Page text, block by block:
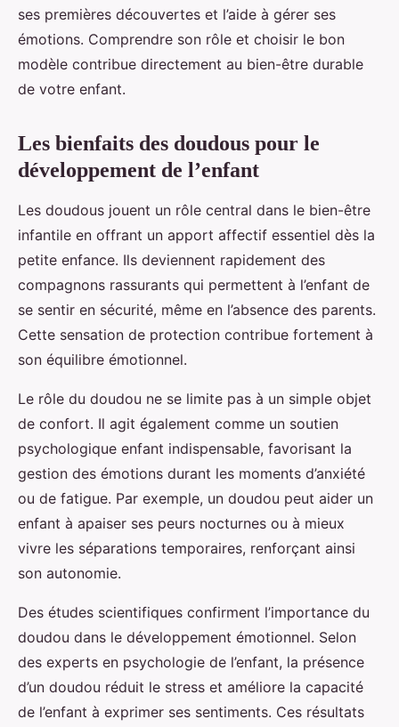
ses premières découvertes et l’aide à gérer ses
émotions. Comprendre son rôle et choisir le bon
modèle contribue directement au bien-être durable
de votre enfant.
Les bienfaits des doudous pour le
développement de l’enfant
Les doudous jouent un rôle central dans le bien-être
infantile en offrant un apport affectif essentiel dès la
petite enfance. Ils deviennent rapidement des
compagnons rassurants qui permettent à l’enfant de
se sentir en sécurité, même en l’absence des parents.
Cette sensation de protection contribue fortement à
son équilibre émotionnel.
Le rôle du doudou ne se limite pas à un simple objet
de confort. Il agit également comme un soutien
psychologique enfant indispensable, favorisant la
gestion des émotions durant les moments d’anxiété
ou de fatigue. Par exemple, un doudou peut aider un
enfant à apaiser ses peurs nocturnes ou à mieux
vivre les séparations temporaires, renforçant ainsi
son autonomie.
Des études scientifiques confirment l’importance du
doudou dans le développement émotionnel. Selon
des experts en psychologie de l’enfant, la présence
d’un doudou réduit le stress et améliore la capacité
de l’enfant à exprimer ses sentiments. Ces résultats